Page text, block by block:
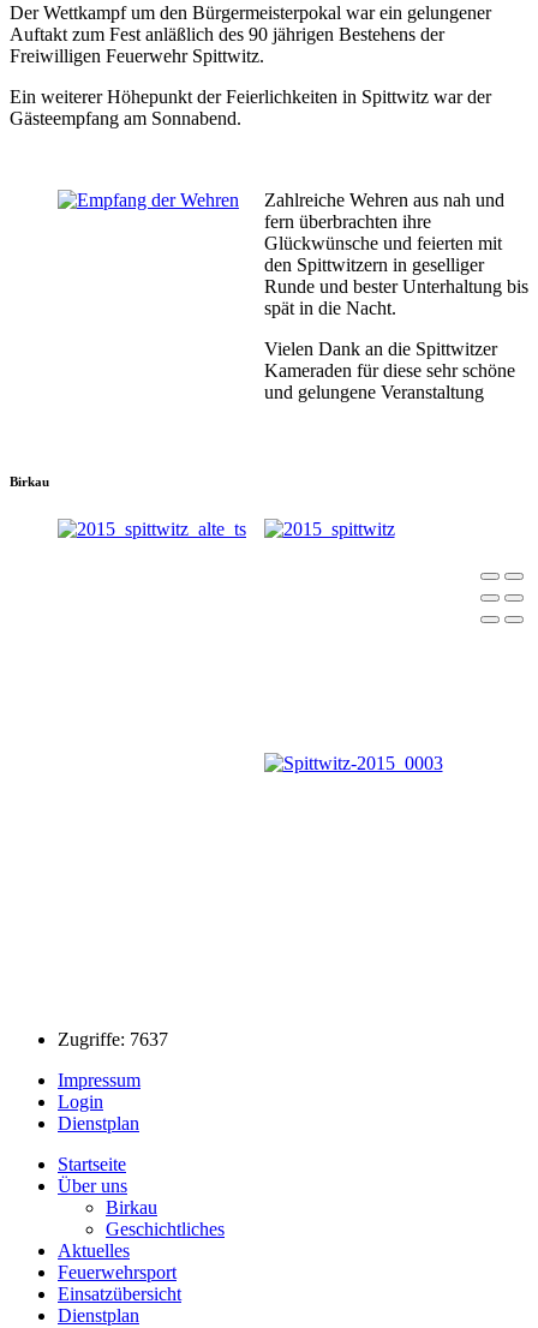
Der Wettkampf um den Bürgermeisterpokal war ein gelungener
Auftakt zum Fest anläßlich des 90 jährigen Bestehens der
Freiwilligen Feuerwehr Spittwitz.
Ein weiterer Höhepunkt der Feierlichkeiten in Spittwitz war der
Gästeempfang am Sonnabend.
Zahlreiche Wehren aus nah und
fern überbrachten ihre
Glückwünsche und feierten mit
den Spittwitzern in geselliger
Runde und bester Unterhaltung bis
spät in die Nacht.
Vielen Dank an die Spittwitzer
Kameraden für diese sehr schöne
und gelungene Veranstaltung
Birkau
Zugriffe: 7637
Impressum
Login
Dienstplan
Startseite
Über uns
Birkau
Geschichtliches
Aktuelles
Feuerwehrsport
Einsatzübersicht
Dienstplan